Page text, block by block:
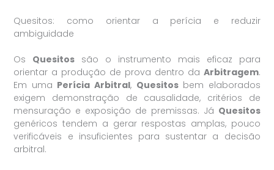
Quesitos: como orientar a perícia e reduzir
ambiguidade
Os Quesitos são o instrumento mais eficaz para
orientar a produção de prova dentro da Arbitragem.
Em uma Perícia Arbitral, Quesitosbem elaborados
exigem demonstração de causalidade, critérios de
mensuração e exposição de premissas. Já Quesitos
genéricos tendem a gerar respostas amplas, pouco
verificáveis e insuficientes para sustentar a decisão
arbitral.